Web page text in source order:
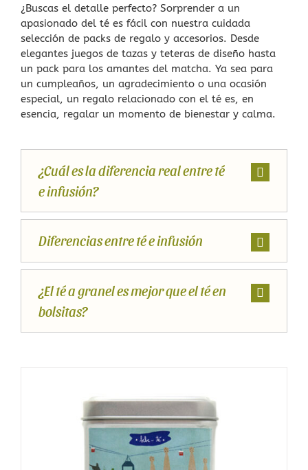
¿Buscas el detalle perfecto? Sorprender a un
apasionado del té es fácil con nuestra cuidada
selección de packs de regalo y accesorios. Desde
elegantes juegos de tazas y teteras de diseño hasta
un pack para los amantes del matcha. Ya sea para
un cumpleaños, un agradecimiento o una ocasión
especial, un regalo relacionado con el té es, en
esencia, regalar un momento de bienestar y calma.
¿Cuál es la diferencia real entre té
e infusión?
Diferencias entre té e infusión
¿El té a granel es mejor que el té en
bolsitas?